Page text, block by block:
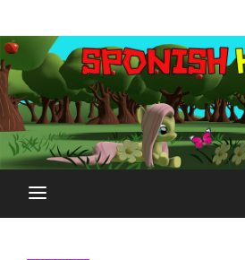
al
contenido
SPONISH